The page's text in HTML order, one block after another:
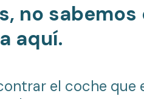
no
aquí.
el coche que